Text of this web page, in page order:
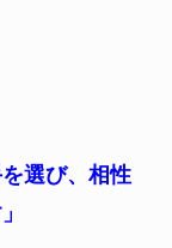
選び、相性